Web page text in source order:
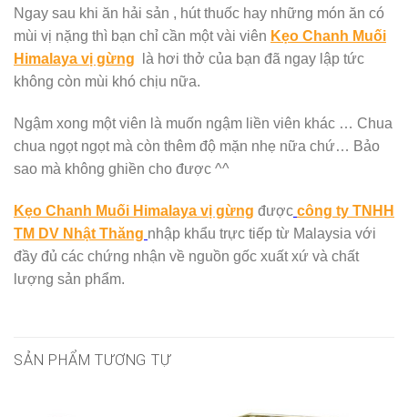
Ngay sau khi ăn hải sản , hút thuốc hay những món ăn có
mùi vị nặng thì bạn chỉ cần một vài viên Kẹo Chanh Muối
Himalaya vị gừng
là hơi thở của bạn đã ngay lập tức
không còn mùi khó chịu nữa.
Ngậm xong một viên là muốn ngậm liền viên khác … Chua
chua ngọt ngọt mà còn thêm độ mặn nhẹ nữa chứ… Bảo
sao mà không ghiền cho được ^^
Kẹo Chanh Muối Himalaya vị gừng được công ty TNHH
TM DV Nhật Thăng nhập khẩu trực tiếp từ Malaysia với
đầy đủ các chứng nhận về nguồn gốc xuất xứ và chất
lượng sản phẩm.
SẢN PHẨM TƯƠNG TỰ